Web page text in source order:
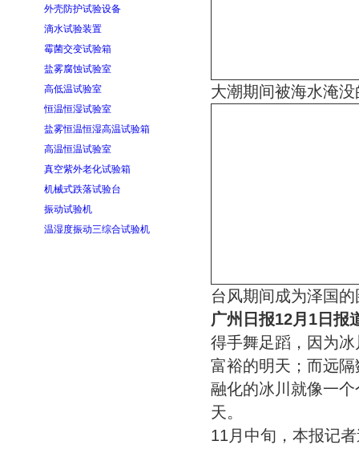
外壳防护试验设备
滴水试验装置
霉菌交变试验箱
盐雾腐蚀试验室
高低温试验室
恒温恒湿试验室
盐雾恒温恒湿高温试验箱
高温恒温试验室
真空紫外老化试验箱
机械式跌落试验台
振动试验机
温湿度振动三综合试验机
大潮期间被海水淹
台风期间成为泽国
广州日报12月1日报
得手舞足蹈，因为
富裕的明天；而远
融化的冰川就像一
天。
11月中旬，本报记